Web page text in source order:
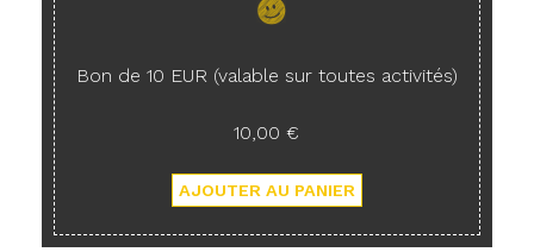
Bon de 10 EUR (valable sur toutes activités)
10,00 €